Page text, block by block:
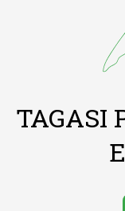
TAGASI